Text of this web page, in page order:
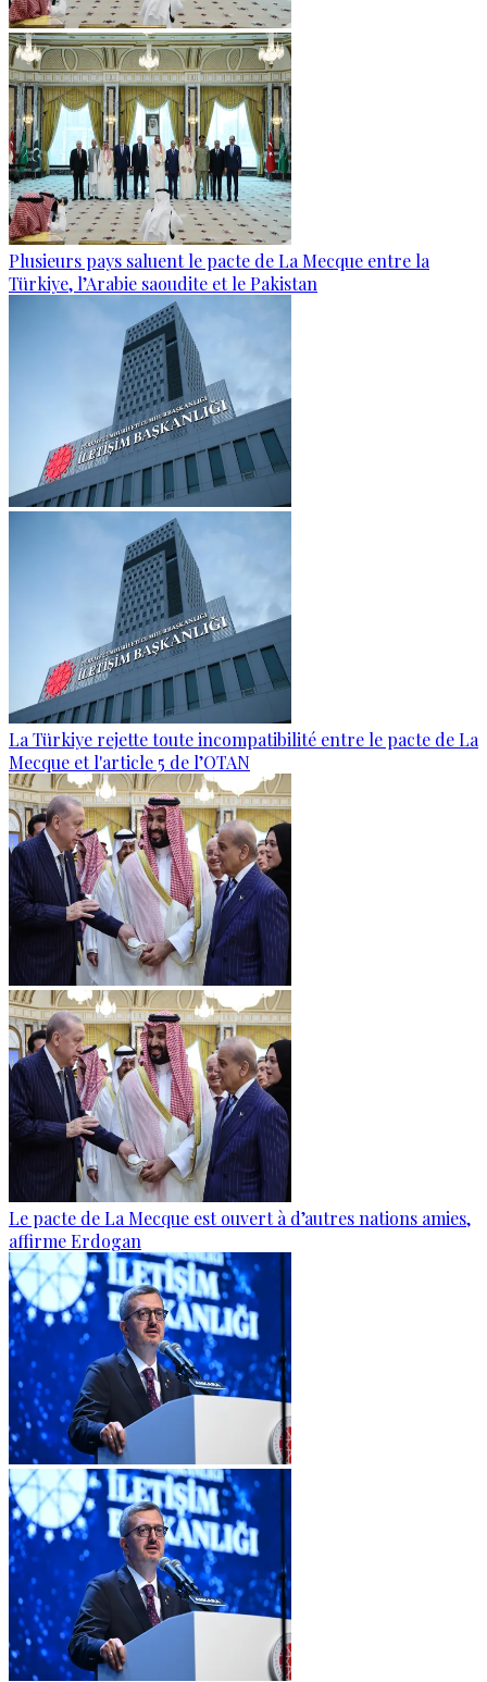
Plusieurs pays saluent le pacte de La Mecque entre la
Türkiye, l’Arabie saoudite et le Pakistan
La Türkiye rejette toute incompatibilité entre le pacte de La
Mecque et l'article 5 de l’OTAN
Le pacte de La Mecque est ouvert à d’autres nations amies,
affirme Erdogan